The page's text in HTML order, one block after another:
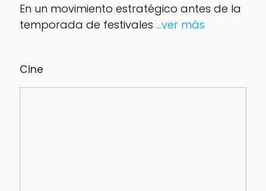
Cine
En un movimiento estratégico antes de la
temporada de festivales ...ver más